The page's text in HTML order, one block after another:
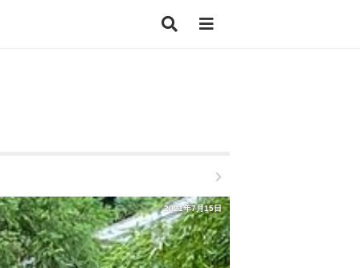
2021年7月15日